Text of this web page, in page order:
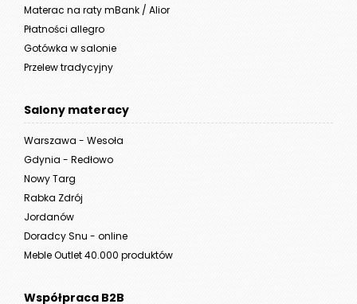
Materac na raty mBank / Alior
Płatności allegro
Gotówka w salonie
Przelew tradycyjny
Salony materacy
Warszawa - Wesoła
Gdynia - Redłowo
Nowy Targ
Rabka Zdrój
Jordanów
Doradcy Snu - online
Meble Outlet 40.000 produktów
Współpraca B2B